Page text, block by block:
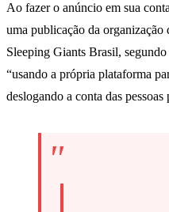
Ao fazer o anúncio em sua
uma publicação da organização
Sleeping Giants Brasil,
“usando a própria plataforma
deslogando a conta das pessoas